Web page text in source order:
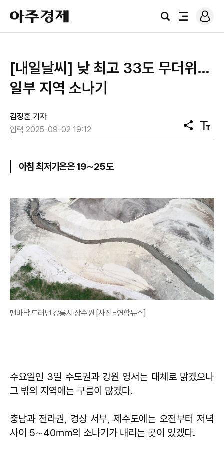
아
주
경
검
전
로
그
[내일날씨] 낮 최고 33도 무더위…
일부 지역 소나기
김정훈 기자
입력 2025-09-02 19:12
공
유
텍
스
아침 최저기온은 19∼25도
맨바닥 드러낸 강릉시 상수원 [사진=연합뉴스]
수요일인 3일 수도권과 강원 영서는 대체로 맑겠으나
그 밖의 지역에는 구름이 많겠다.
충남과 전라권, 경상 서부, 제주도에는 오전부터 저녁
사이 5∼40㎜의 소나기가 내리는 곳이 있겠다.